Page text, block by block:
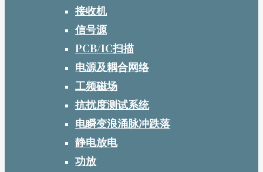
接收机
信号源
PCB/IC扫描
电源及耦合网络
工频磁场
抗扰度测试系统
电瞬变浪涌脉冲跌落
静电放电
功放